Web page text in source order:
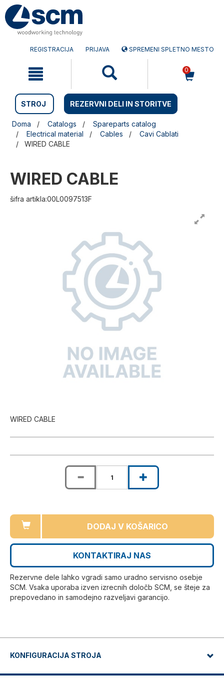
Preskočite
na
vsebino
Preskočite
na
navigacijski
REGISTRACIJA PRIJAVA SPREMENI SPLETNO MESTO
0
STROJ REZERVNI DELI IN STORITVE
Doma Catalogs
Spareparts catalog
Electrical material
Cables
Cavi Cablati
WIRED CABLE
WIRED CABLE
šifra artikla:00L0097513F
WIRED CABLE
DODAJ V KOŠARICO
KONTAKTIRAJ NAS
Rezervne dele lahko vgradi samo uradno servisno osebje
SCM. Vsaka uporaba izven izrecnih določb SCM, se šteje za
prepovedano in samodejno razveljavi garancijo.
KONFIGURACIJA STROJA